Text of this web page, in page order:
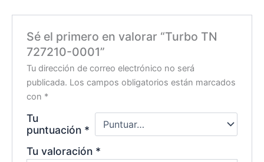
Sé el primero en valorar “Turbo TN
727210-0001”
Tu dirección de correo electrónico no será
publicada. Los campos obligatorios están marcados
con *
Tu
puntuación *
Tu valoración *